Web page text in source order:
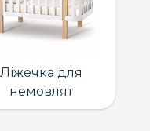
Ліжечка для
немовлят